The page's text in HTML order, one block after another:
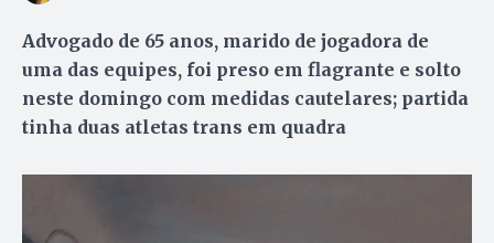
Advogado de 65 anos, marido de jogadora de
uma das equipes, foi preso em flagrante e solto
neste domingo com medidas cautelares; partida
tinha duas atletas trans em quadra